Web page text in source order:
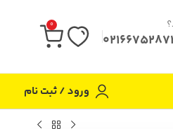
0
ورود / ثبت نام